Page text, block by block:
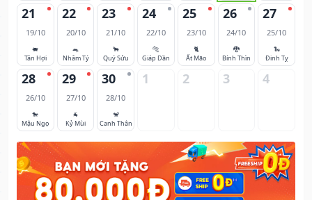
21
19/10
🐖
Tân Hợi
22
20/10
🐀
Nhâm Tý
23
21/10
🐂
Quý Sửu
24
22/10
🐅
Giáp Dần
25
23/10
🐈
Ất Mão
26
24/10
🐉
Bính Thìn
27
25/10
🐍
Đinh Tỵ
28
26/10
🐎
Mậu Ngọ
29
27/10
🐐
Kỷ Mùi
30
28/10
🐒
Canh Thân
1 2 3 4